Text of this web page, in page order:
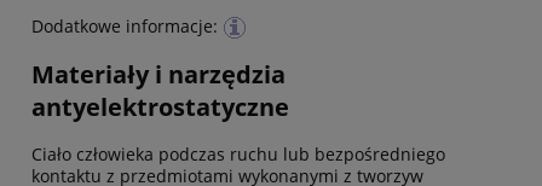
Dodatkowe informacje:
Materiały i narzędzia
antyelektrostatyczne
Ciało człowieka podczas ruchu lub bezpośredniego
kontaktu z przedmiotami wykonanymi z tworzyw